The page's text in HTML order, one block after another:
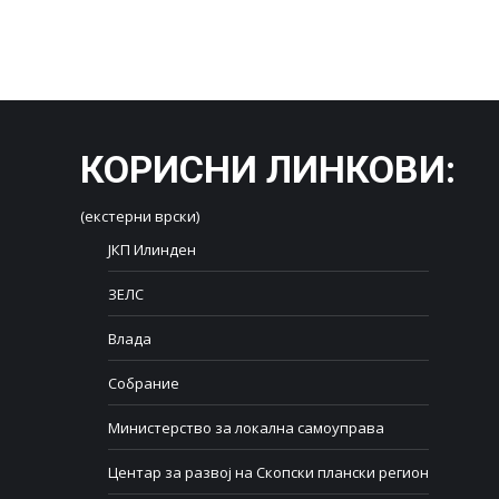
КОРИСНИ ЛИНКОВИ:
(екстерни врски)
ЈКП Илинден
ЗЕЛС
Влада
Собрание
Министерство за локална самоуправа
Центар за развој на Скопски плански регион